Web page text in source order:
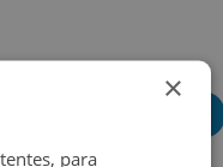
×
para